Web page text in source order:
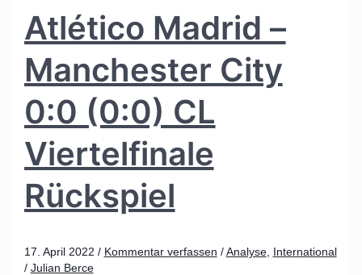
Atlético Madrid –
Manchester City
0:0 (0:0) CL
Viertelfinale
Rückspiel
17. April 2022 / Kommentar verfassen /Analyse, International
/ Julian Berce